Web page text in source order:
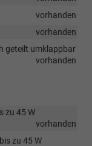
vorhanden
vorhanden
geteilt umklappbar
vorhanden
zu 45 W
vorhanden
zu 45 W